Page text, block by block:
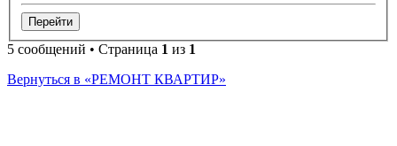
5 сообщений • Страница 1 из 1
Вернуться в «РЕМОНТ КВАРТИР»